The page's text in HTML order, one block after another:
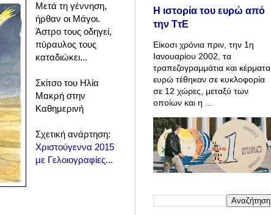
Μετά τη γέννηση,
ήρθαν οι Μάγοι.
Άστρο τους οδηγεί,
πύραυλος τους
καταδιώκει...
Σκίτσο του Ηλία
Μακρή στην
Καθημερινή
Σχετική ανάρτηση:
Χριστούγεννα 2015
με Γελοιογραφίες...
Η ιστορία του ευρώ από
την ΤτΕ
Είκοσι χρόνια πριν, την 1η
Ιανουαρίου 2002, τα
τραπεζογραμμάτια και κέρματα
ευρώ τέθηκαν σε κυκλοφορία
σε 12 χώρες, μεταξύ των
οποίων και η ...